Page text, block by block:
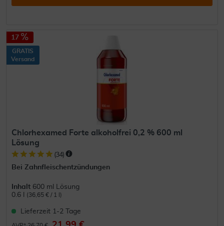
17
GRATIS
Versand
Chlorhexamed Forte alkoholfrei 0,2 % 600 ml
Lösung
(34)
Bei Zahnfleischentzündungen
Inhalt 600 ml Lösung
0.6 l
(36,65 € / 1 l)
Lieferzeit 1-2 Tage